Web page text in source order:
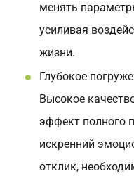
менять
усиливая
жизни.
Глубокое
Высокое
эффект полного
искренний
отклик,